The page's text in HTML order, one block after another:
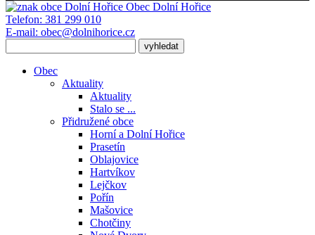
Obec Dolní Hořice
Telefon: 381 299 010
E-mail: obec@dolnihorice.cz
Obec
Aktuality
Aktuality
Stalo se ...
Přidružené obce
Horní a Dolní Hořice
Prasetín
Oblajovice
Hartvíkov
Lejčkov
Pořín
Mašovice
Chotčiny